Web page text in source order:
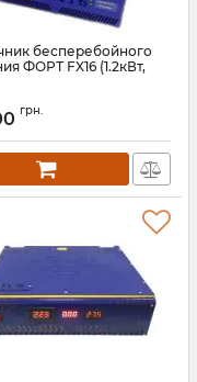
бесперебойного
ФОРТ FX16 (1.2кВт,
грн.